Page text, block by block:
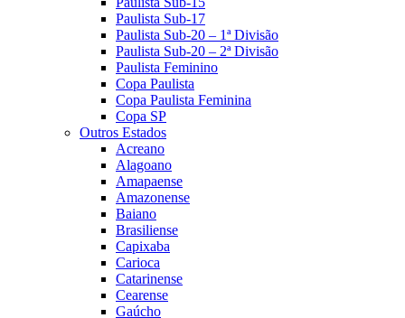
Paulista Sub-17
Paulista Sub-20 – 1ª Divisão
Paulista Sub-20 – 2ª Divisão
Paulista Feminino
Copa Paulista
Copa Paulista Feminina
Copa SP
Outros Estados
Acreano
Alagoano
Amapaense
Amazonense
Baiano
Brasiliense
Capixaba
Carioca
Catarinense
Cearense
Gaúcho